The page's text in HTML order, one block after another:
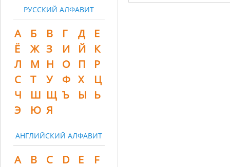
РУССКИЙ АЛФАВИТ
А Б В Г Д
Е
Ё
Ж З И Й
К
Л
М Н О П
Р
С
Т У Ф Х
Ц
Ч
Ш Щ Ъ Ы
Ь
Э
Ю Я
АНГЛИЙСКИЙ АЛФАВИТ
A B C D E
F